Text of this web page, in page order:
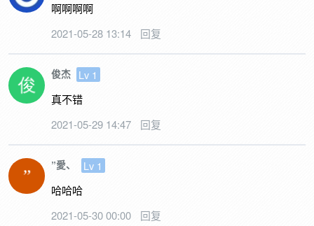
啊啊啊啊
2021-05-28 13:14
回复
俊杰
Lv 1
真不错
2021-05-29 14:47
回复
”愛、
Lv 1
哈哈哈
2021-05-30 00:00
回复